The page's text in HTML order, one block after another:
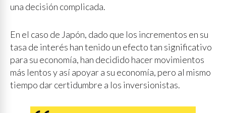
una decisión complicada.
En el caso de Japón, dado que los incrementos en su
tasa de interés han tenido un efecto tan significativo
para su economía, han decidido hacer movimientos
más lentos y así apoyar a su economía, pero al mismo
tiempo dar certidumbre a los inversionistas.